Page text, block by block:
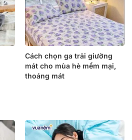
Cách chọn ga trải giường
mát cho mùa hè mềm mại,
thoáng mát